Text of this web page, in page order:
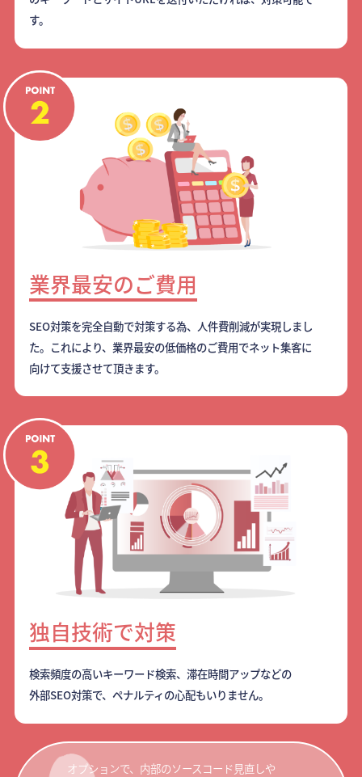
す。
業界最安のご費用
SEO対策を完全自動で対策する為、人件費削減が実現しまし
た。これにより、業界最安の低価格のご費用でネット集客に
向けて支援させて頂きます。
独自技術で対策
検索頻度の高いキーワード検索、滞在時間アップなどの
外部SEO対策で、ペナルティの心配もいりません。
オプションで、内部のソースコード見直しや